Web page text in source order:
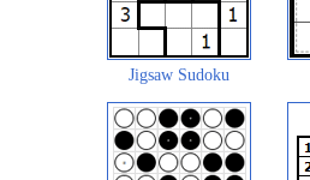
Jigsaw Sudoku